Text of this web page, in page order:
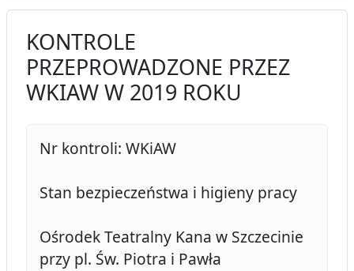
KONTROLE
PRZEPROWADZONE PRZEZ
WKIAW W 2019 ROKU
Nr kontroli: WKiAW
Stan bezpieczeństwa i higieny pracy
Ośrodek Teatralny Kana w Szczecinie
przy pl. Św. Piotra i Pawła